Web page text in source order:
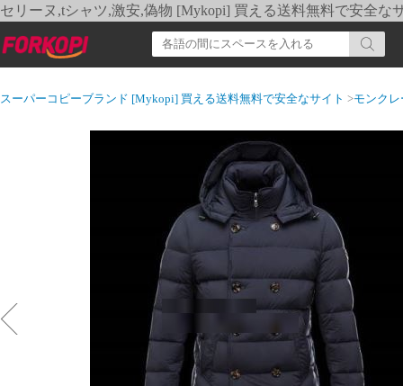
セリーヌ,tシャツ,激安,偽物 [Mykopi] 買える送料無料で安全な
スーパーコピーブランド [Mykopi] 買える送料無料で安全なサイト >モンク